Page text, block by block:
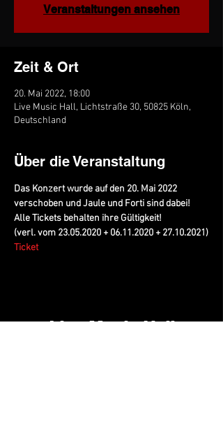
Veranstaltungen ansehen
Zeit & Ort
20. Mai 2022, 18:00
Live Music Hall, Lichtstraße 30, 50825 Köln,
Deutschland
Über die Veranstaltung
Das Konzert wurde auf den 20. Mai 2022
verschoben und Jaule und Forti sind dabei!
Alle Tickets behalten ihre Gültigkeit!
(verl. vom 23.05.2020 + 06.11.2020 + 27.10.2021)
Ticket
Live Music Hall